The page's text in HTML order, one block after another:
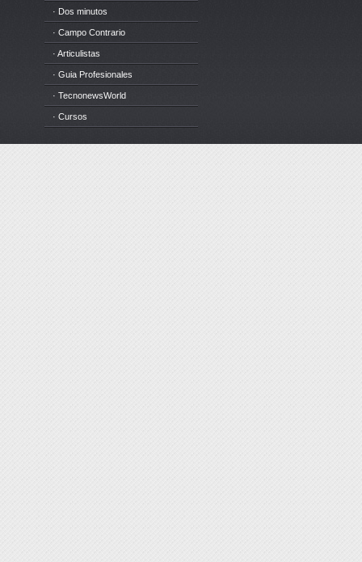
· Dos minutos
· Campo Contrario
· Articulistas
· Guia Profesionales
· TecnonewsWorld
· Cursos